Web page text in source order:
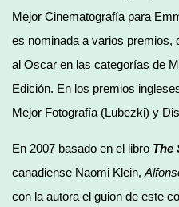
Mejor Cinematografía para
es nominada a varios premios,
al Oscar en las categorías de
Edición. En los premios
Mejor Fotografía (Lubezki) y
En 2007 basado en el libro The
canadiense Naomi Klein,
con la autora el guion de este